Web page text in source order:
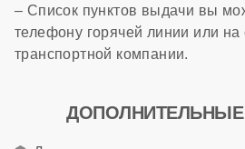
– Список пунктов выдачи вы
телефону горячей линии или
транспортной компании.